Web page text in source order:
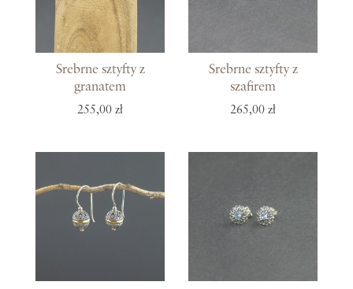
Srebrne sztyfty z
granatem
255,00 zł
Srebrne sztyfty z
szafirem
265,00 zł